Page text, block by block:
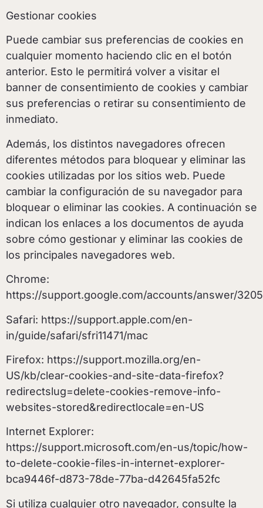
Gestionar cookies
Puede cambiar sus preferencias de cookies en
cualquier momento haciendo clic en el botón
anterior. Esto le permitirá volver a visitar el
banner de consentimiento de cookies y cambiar
sus preferencias o retirar su consentimiento de
inmediato.
Además, los distintos navegadores ofrecen
diferentes métodos para bloquear y eliminar las
cookies utilizadas por los sitios web. Puede
cambiar la configuración de su navegador para
bloquear o eliminar las cookies. A continuación se
indican los enlaces a los documentos de ayuda
sobre cómo gestionar y eliminar las cookies de
los principales navegadores web.
Chrome:
https://support.google.com/accounts/answer/
Safari: https://support.apple.com/en-
in/guide/safari/sfri11471/mac
Firefox: https://support.mozilla.org/en-
US/kb/clear-cookies-and-site-data-firefox?
redirectslug=delete-cookies-remove-info-
websites-stored&redirectlocale=en-US
Internet Explorer:
https://support.microsoft.com/en-us/topic/how-
to-delete-cookie-files-in-internet-explorer-
bca9446f-d873-78de-77ba-d42645fa52fc
Si utiliza cualquier otro navegador, consulte la